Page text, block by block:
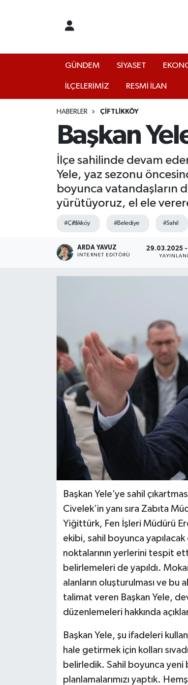
GÜNDEM SİYASET
İLÇELERİMİZ RESMİ İLAN
HABERLER ÇİFTLİKKÖY
Başkan
İlçe sahilinde devam
Yele, yaz sezonu
boyunca vatandaşların
yürütüyoruz, el ele
#Çiftlikköy #Belediye #Sahil
ARDA YAVUZ
İNTERNET EDITÖRÜ
29.03.2025
Başkan Yele’ye sahil
Civelek’in yanı sıra Zabıta
Yiğittürk, Fen İşleri Müdürü
ekibi, sahil boyunca
noktalarının yerlerini tespit
belirlemeleri de yapıldı.
alanların oluşturulması ve bu
talimat veren Başkan Yele,
düzenlemeleri hakkında
Başkan Yele, şu ifadeleri
hale getirmek için kolları
belirledik. Sahil boyunca yeni
planlamalarımızı yaptık.
EKONOMİ
KÜLTÜR
BİLİM VE TEKNOLOJİ
Yalova Hava Durumu
Yalova Namaz Vakitleri
Yalova Trafik Yoğunluk Haritası
Puan Durumu ve Fikstür
Tüm Manşetler
Son Dakika Haberleri